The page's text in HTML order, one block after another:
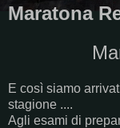
Maratona
E così siamo
stagione ....
Agli esami di